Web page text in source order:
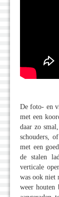
De foto- en
met een
daar zo
schouders,
met een
de stalen
verticale
was ook niet
weer houten